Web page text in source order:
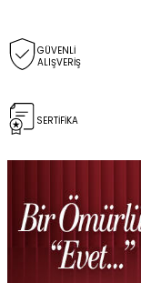
GÜVENLİ
ALIŞVERİŞ
SERTİFİKA